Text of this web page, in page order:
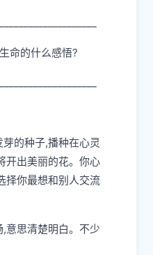
命的什么感悟?
的种子,播种在心灵
开出美丽的花。你心
择你最想和别人交流
意思清楚明白。不少